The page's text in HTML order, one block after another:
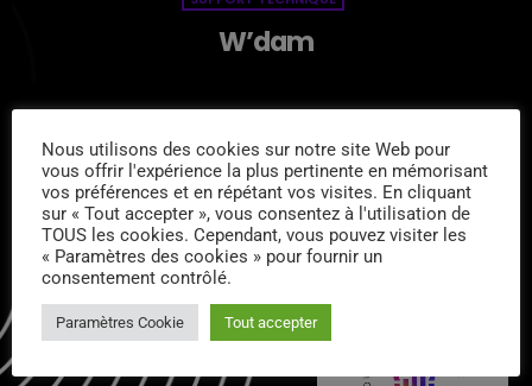
W’dam
CONTACTS :
Nous utilisons des cookies sur notre site Web pour
vous offrir l'expérience la plus pertinente en mémorisant
vos préférences et en répétant vos visites. En cliquant
sur « Tout accepter », vous consentez à l'utilisation de
TOUS les cookies. Cependant, vous pouvez visiter les
« Paramètres des cookies » pour fournir un
consentement contrôlé.
Paramètres Cookie Tout accepter